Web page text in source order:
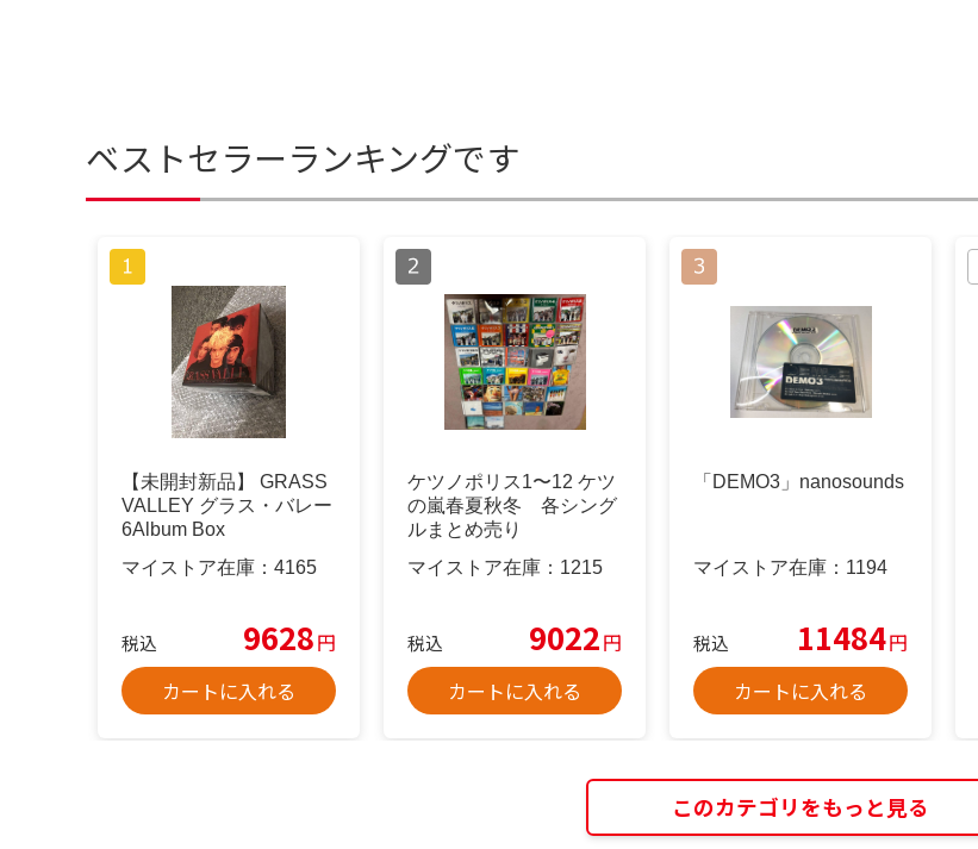
ベストセラーランキングです
【未開封新品】 GRASS
VALLEY グラス・バレー
6Album Box
マイストア在庫： 4165
税込 9628円
カートに入れる
ケツノポリス1〜12 ケツ
の嵐春夏秋冬 各シング
ルまとめ売り
マイストア在庫： 1215
税込 9022円
カートに入れる
「DEMO3」nanosounds
マイストア在庫： 1194
税込 11484円
カートに入れる
このカテゴリをもっと見る